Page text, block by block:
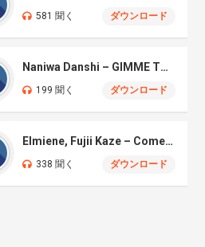
581 聞く ダウンロード
Naniwa Danshi – GIMME THE DAY
199 聞く ダウンロード
Elmiene, Fujii Kaze – Comets Gold
338 聞く ダウンロード